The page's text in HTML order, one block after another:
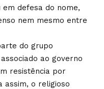
defesa do nome,
nem mesmo entre
do grupo
ao governo
resistência por
assim, o religioso